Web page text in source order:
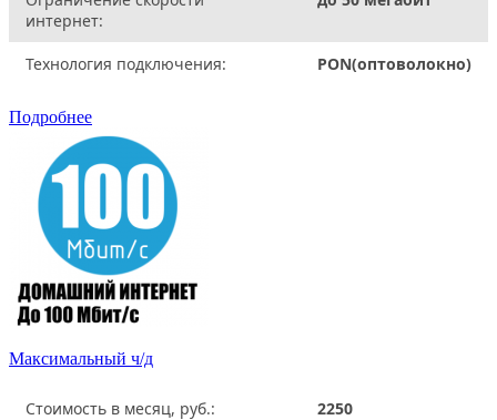
интернет:
Технология подключения: PON(оптоволокно)
Подробнее
Максимальный ч/д
Стоимость в месяц, руб.: 2250